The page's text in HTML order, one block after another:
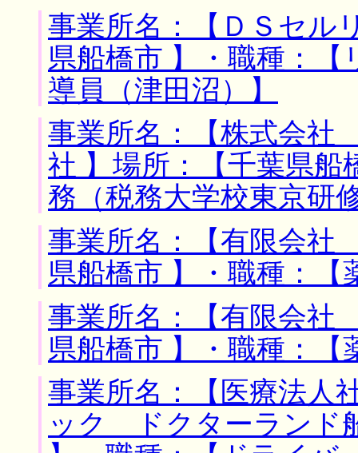
事業所名：【ＤＳセル
県船橋市 】・職種：
導員（津田沼）】
事業所名：【株式会
社 】場所：【千葉県船
務（税務大学校東京研
事業所名：【有限会
県船橋市 】・職種：【
事業所名：【有限会
県船橋市 】・職種：【
事業所名：【医療法
ック ドクターランド